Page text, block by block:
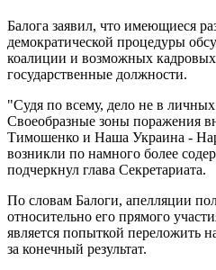
Балога заявил, что имеющиеся
демократической процедуры
коалиции и возможных
государственные должности.
"Судя по всему, дело не в
Своеобразные зоны поражения
Тимошенко и Наша Украина -
возникли по намного более
подчеркнул глава Секретариата.
По словам Балоги, апелляции
относительно его прямого
является попыткой переложить
за конечный результат.